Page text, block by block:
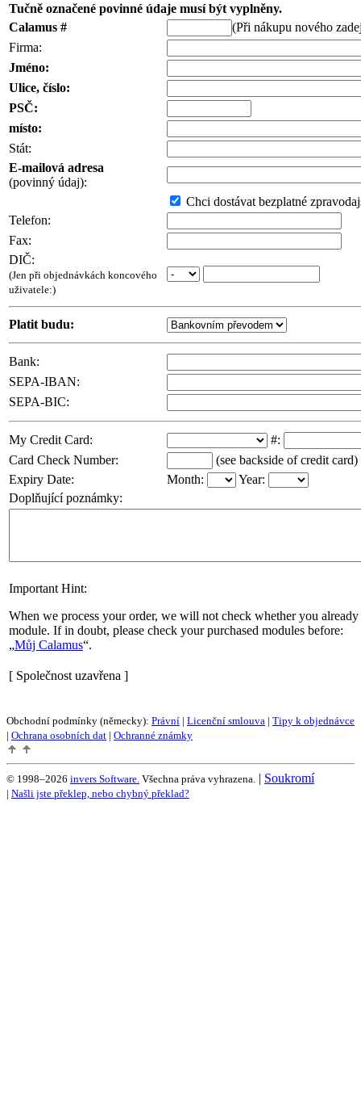
Tučně označené povinné údaje musí být vyplněny.
Calamus #
(Při nákupu nového
Firma:
Jméno:
Ulice, číslo:
PSČ:
místo:
Stát:
E-mailová adresa
(povinný údaj):
Chci dostávat bezplatné
Telefon:
Fax:
DIČ:
(Jen při objednávkách koncového
uživatele:)
Platit budu:
Bank:
SEPA-IBAN:
SEPA-BIC:
My Credit Card:
#:
Card Check Number:
(see backside of credit card)
Expiry Date:
Month:
Year:
Doplňující poznámky:
Important Hint:
When we process your order, we will not check whether you already
module. If in doubt, please check your purchased modules before:
Můj Calamus .
[ Společnost uzavřena ]
Obchodní podmínky (německy): Právní | Licenční smlouva | Tipy k objednávce
| Ochrana osobních dat | Ochranné známky
© 1998–2026 invers Software. Všechna práva vyhrazena. | Soukromí
| Našli jste překlep, nebo chybný překlad?